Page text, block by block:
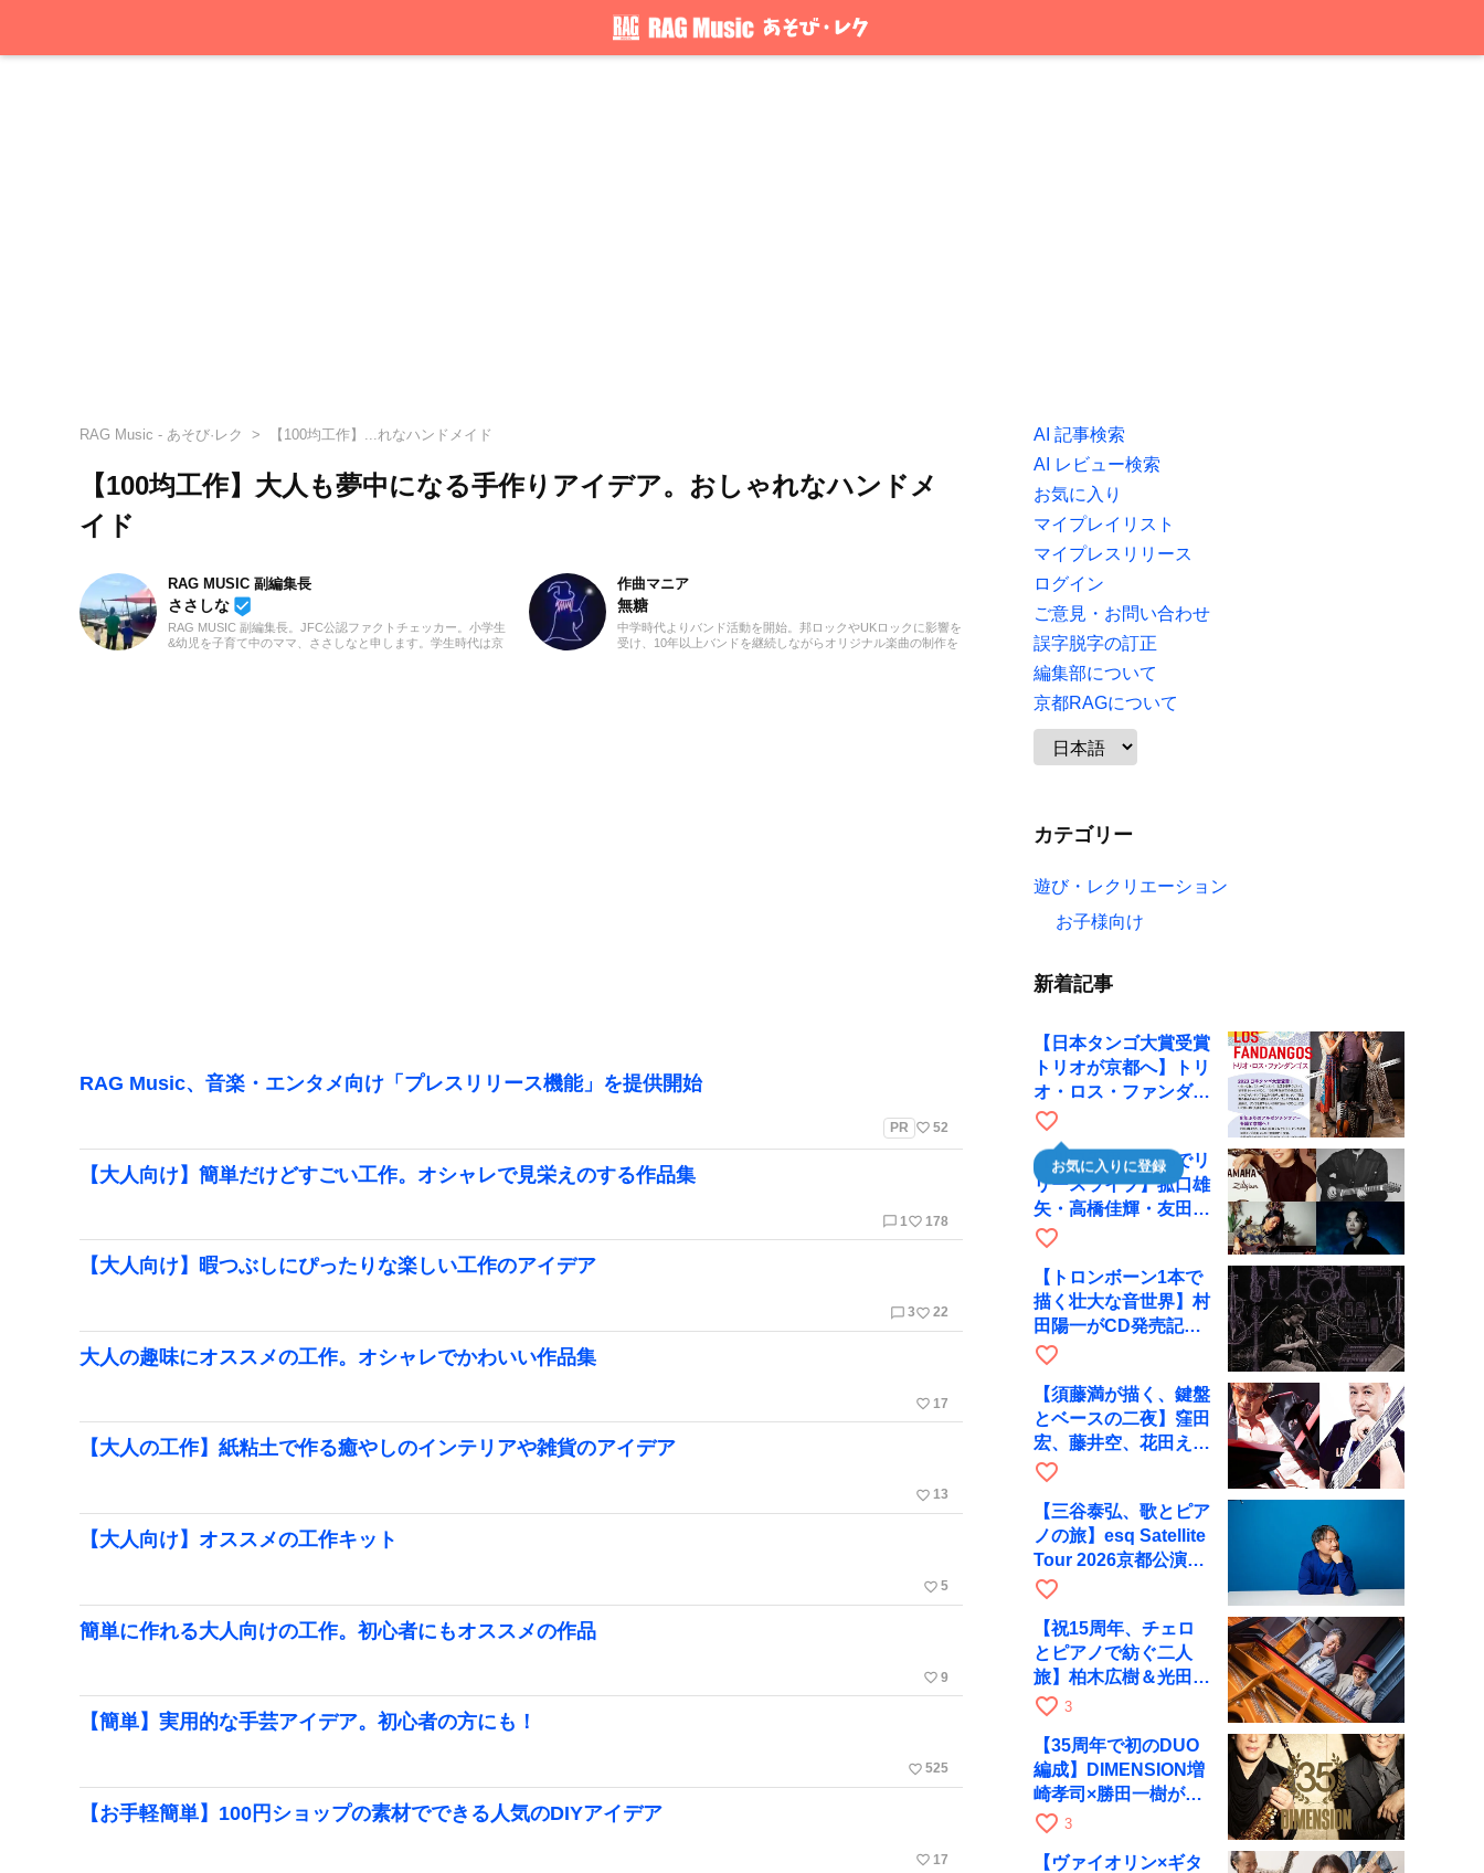
RAG Music - あそび·レク 【100均工作】...れなハンドメイド
【100均工作】大人も夢中になる手作りアイデア。おしゃれなハンドメ
イド
RAG MUSIC 副編集長
ささしな beenhere
RAG MUSIC 副編集長。JFC公認ファクトチェッカー。小学生
&幼児を子育て中のママ、ささしなと申します。学生時代は京
作曲マニア
無糖
中学時代よりバンド活動を開始。邦ロックやUKロックに影響を
受け、10年以上バンドを継続しながらオリジナル楽曲の制作を
RAG Music、音楽・エンタメ向け「プレスリリース機能」を提供開始
PR favorite_border 52
【大人向け】簡単だけどすごい工作。オシャレで見栄えのする作品集
chat_bubble_outline 1 favorite_border 178
【大人向け】暇つぶしにぴったりな楽しい工作のアイデア
chat_bubble_outline 3favorite_border 22
大人の趣味にオススメの工作。オシャレでかわいい作品集
favorite_border 17
【大人の工作】紙粘土で作る癒やしのインテリアや雑貨のアイデア
favorite_border 13
【大人向け】オススメの工作キット
favorite_border 5
簡単に作れる大人向けの工作。初心者にもオススメの作品
favorite_border 9
【簡単】実用的な手芸アイデア。初心者の方にも！
favorite_border 525
【お手軽簡単】100円ショップの素材でできる人気のDIYアイデア
favorite_border 17
AI 記事検索
AI レビュー検索
お気に入り
マイプレイリスト
マイプレスリリース
ログイン
ご意見・お問い合わせ
誤字脱字の訂正
編集部について
京都RAGについて
カテゴリー
遊び・レクリエーション
お子様向け
新着記事
【日本タンゴ大賞受賞
トリオが京都へ】トリ
オ・ロス・ファンダン
ゴスが10月9日にRAG
で公演
favorite_border
お気に入りに登録
【川口千里、京都でリ
リースライブ】菰口雄
矢・高橋佳輝・友田ジ
ュンと9月28日にRAG
favorite_border
【トロンボーン1本で
描く壮大な音世界】村
田陽一がCD発売記念
ツアーで9月4日に京
favorite_border
【須藤満が描く、鍵盤
とベースの二夜】窪田
宏、藤井空、花田えみ
と京都RAGで共演
favorite_border
【三谷泰弘、歌とピア
ノの旅】esq Satellite
Tour 2026京都公演を
10月に開催
favorite_border
【祝15周年、チェロ
とピアノで紡ぐ二人
旅】柏木広樹＆光田健
一が11月12日に京都
favorite_border 3
【35周年で初のDUO
編成】DIMENSION増
崎孝司×勝田一樹が10
月11日に京都RAGへ
favorite_border 3
【ヴァイオリン×ギタ